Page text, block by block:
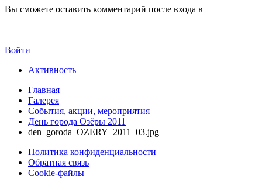
Вы сможете оставить комментарий после входа в
Войти
Активность
Главная
Галерея
События, акции, мероприятия
День города Озёры 2011
den_goroda_OZERY_2011_03.jpg
Политика конфиденциальности
Обратная связь
Cookie-файлы